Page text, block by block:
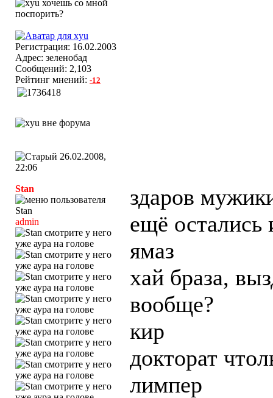
Регистрация: 16.02.2003
Адрес: зеленобад
Сообщений: 2,103
Рейтинг мнений: -12
26.02.2008,
22:06
Stan
admin
здаров
ещё остались
ямаз
хай браза,
вообще?
кир
докторат
лимпер